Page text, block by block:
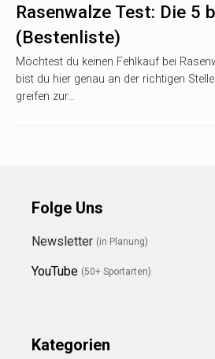
Rasenwalze Test: Die 5
(Bestenliste)
Möchtest du keinen Fehlkauf bei
bist du hier genau an der richtigen
greifen zur…
Folge Uns
Newsletter (in Planung)
YouTube (50+ Sportarten)
Kategorien